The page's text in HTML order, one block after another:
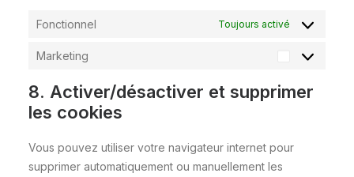
Fonctionnel Toujours activé
Marketing Marketing
8. Activer/désactiver et supprimer
les cookies
Vous pouvez utiliser votre navigateur internet pour
supprimer automatiquement ou manuellement les